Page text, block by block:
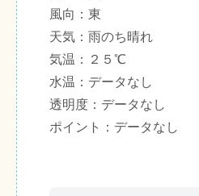
風向：東
天気：雨のち晴れ
気温：２５℃
水温：データなし
透明度：データなし
ポイント：データなし